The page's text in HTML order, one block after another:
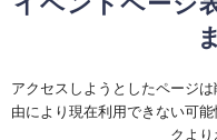
アクセスしようとしたページ
由により現在利用できない可
クより